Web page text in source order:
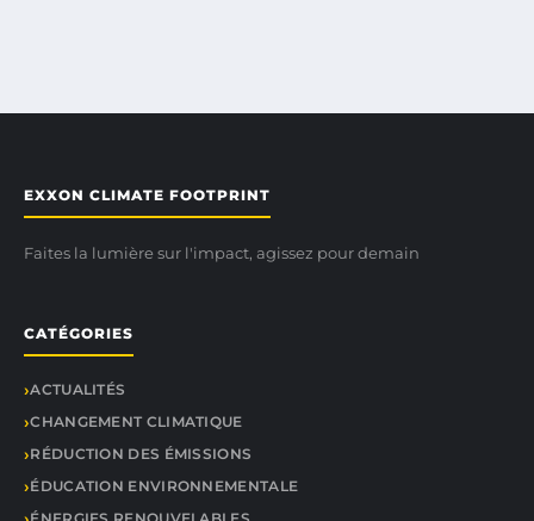
EXXON CLIMATE FOOTPRINT
Faites la lumière sur l'impact, agissez pour demain
CATÉGORIES
ACTUALITÉS
CHANGEMENT CLIMATIQUE
RÉDUCTION DES ÉMISSIONS
ÉDUCATION ENVIRONNEMENTALE